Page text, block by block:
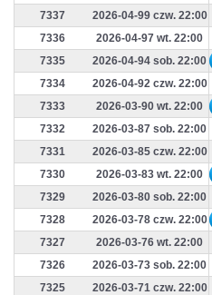
7337 2026-04-99 czw. 22:00
7336
2026-04-97 wt. 22:00
7335
2026-04-94 sob. 22:00
7334
2026-04-92 czw. 22:00
7333
2026-03-90 wt. 22:00
7332
2026-03-87 sob. 22:00
7331
2026-03-85 czw. 22:00
7330
2026-03-83 wt. 22:00
7329
2026-03-80 sob. 22:00
7328
2026-03-78 czw. 22:00
7327
2026-03-76 wt. 22:00
7326
2026-03-73 sob. 22:00
7325
2026-03-71 czw. 22:00